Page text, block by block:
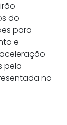
do
para
e
pela
no